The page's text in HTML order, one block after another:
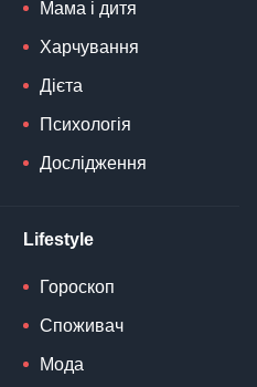
Мама і дитя
Харчування
Дієта
Психологія
Дослідження
Lifestyle
Гороскоп
Споживач
Мода